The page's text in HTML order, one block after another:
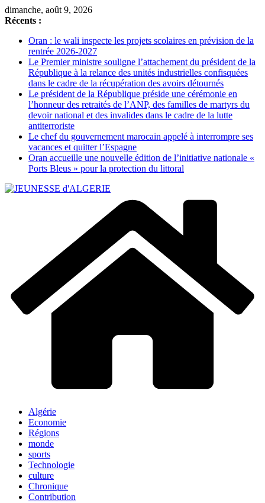
Passer
au
dimanche, août 9, 2026
Récents :
Oran : le wali inspecte les projets scolaires en prévision de la
rentrée 2026-2027
Le Premier ministre souligne l’attachement du président de la
République à la relance des unités industrielles confisquées
dans le cadre de la récupération des avoirs détournés
Le président de la République préside une cérémonie en
l’honneur des retraités de l’ANP, des familles de martyrs du
devoir national et des invalides dans le cadre de la lutte
antiterroriste
Le chef du gouvernement marocain appelé à interrompre ses
vacances et quitter l’Espagne
Oran accueille une nouvelle édition de l’initiative nationale «
Ports Bleus » pour la protection du littoral
Algérie
Economie
Régions
monde
sports
Technologie
culture
Chronique
Contribution